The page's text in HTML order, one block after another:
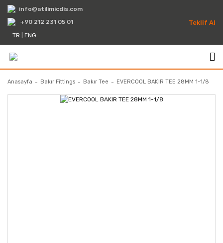
info@atilimicdis.com
+90 212 231 05 01
TR
ENG
Teklif Al
Anasayfa Bakır Fittings Bakır Tee EVERCOOL BAKIR TEE 28MM 1-1/8